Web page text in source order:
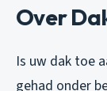
Over
Is uw dak toe
gehad onder